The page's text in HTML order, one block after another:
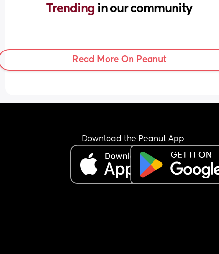
Trending in our community
Read More On Peanut
Download the Peanut App